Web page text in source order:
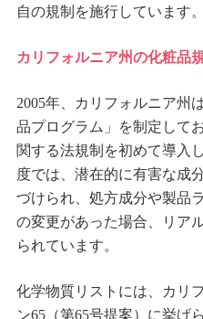
自の規制を施行しています。
カリフォルニア州の化粧品
2005年、カリフォルニア州
品プログラム」を制定して
関する法規制を初めて導入
度では、潜在的に有害な成
づけられ、処方成分や製品
の変更があった場合、リア
られています。
化学物質リストには、カリ
ン65（第65号提案）に挙げ